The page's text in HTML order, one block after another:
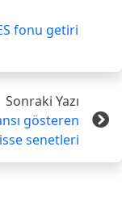
fonu getiri
Sonraki Yazı
gösteren
senetleri